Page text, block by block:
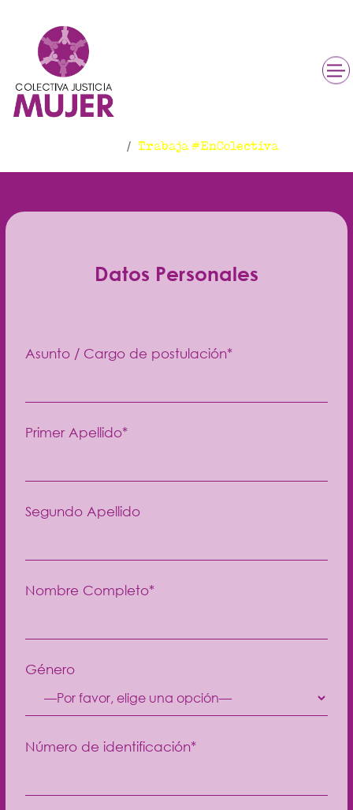
Trabaja #EnColectiva
Trabaja #EnColectiva
Datos Personales
Asunto / Cargo de postulación*
Primer Apellido*
Segundo Apellido
Nombre Completo*
Género
Número de identificación*